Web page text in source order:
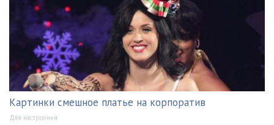
Картинки смешное платье на корпоратив
Для настроения